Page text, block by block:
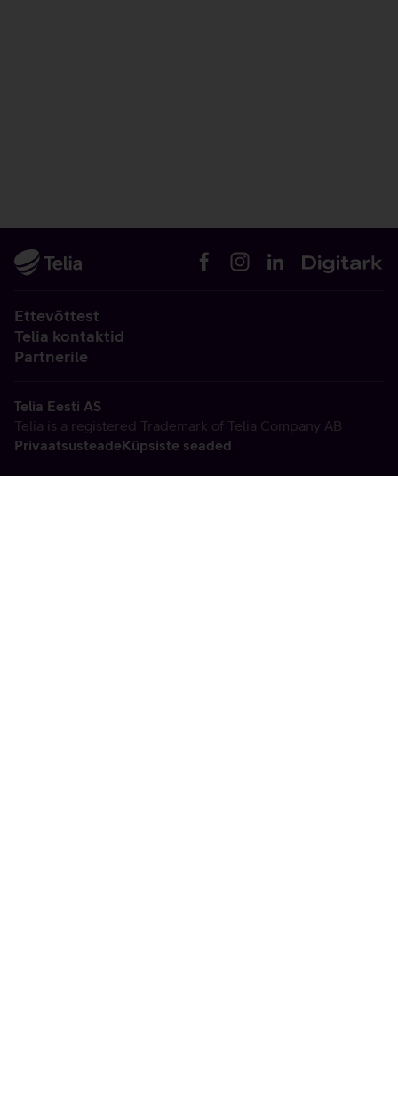
Ettevõttest
Telia kontaktid
Partnerile
Telia Eesti AS
Telia is a registered Trademark of Telia Company AB
PrivaatsusteadeKüpsiste seaded